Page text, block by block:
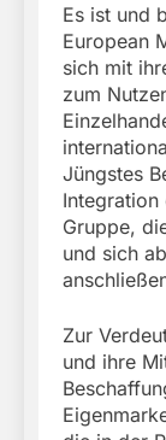
Es ist und
European
sich mit
zum
Jüngstes
Gruppe,
und sich
Zur
und ihre